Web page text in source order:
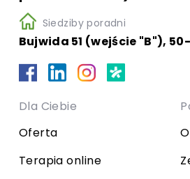
Siedziby poradni
Bujwida 51 (wejście "B"),
Dla Ciebie
Oferta
Terapia online